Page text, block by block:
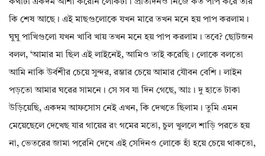
কথাটা একদম আশা করেনি লোকটা। প্রতিদিনও নিজে কত পাপ করে তার
কি শেষ আছে। এই মাছগুলোকে যখন মারে তখন মনে হয় পাপ করলাম।
ঘুঘু পাখিগুলো যখন খাবি খায় তখন মনে হয় পাপ করলাম। তবে? ছোটজন
বলল, ‘আমার মা ছিল এই লাইনেই, আমিও তাই করেছি। লোকে বলতো
আমি নাকি উর্বশীর চেয়ে সুন্দর, রম্ভার চেয়ে আমার যৌবন বেশি। লাইন
পড়তো আমার ঘরের সামনে। সে সব যা দিন গেছে, আঃ। দু হাতে টাকা
উড়িয়েছি, একদম আফসোস নেই এখন, কি দেখতে ছিলাম। তুমি এমন
মেয়েছেলে দেখেছ যার গায়ের রং গমের মতো, চুল খুললে শাড়ি পরতে হয়
না, ভেতরের জামা পরেনি দেখে এই সেদিনও লোকে হাঁ হয়ে চেয়ে থাকতো,